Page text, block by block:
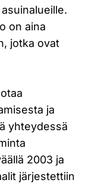
on aina
jotka ovat
ja
yhteydessä
2003 ja
järjestettiin